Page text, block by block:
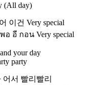
(All day)
이건 Very special
อี กอน Very special
your day
party
서 빨리빨리